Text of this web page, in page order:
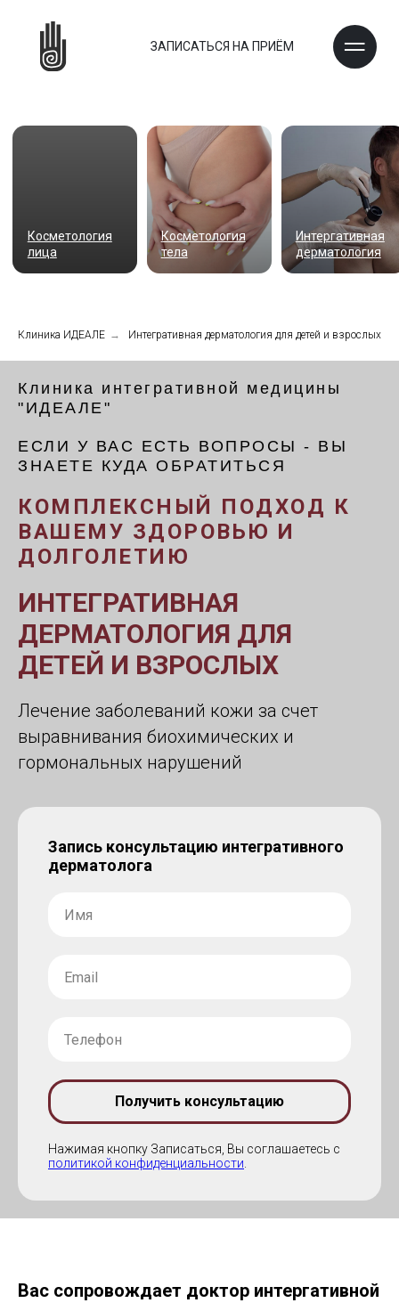
Косметология Интергативная
дерматология
Восточная
медицина
Клиника ИДЕАЛЕ → Интегративная дерматология для детей и взрослых
Клиника интегративной медицины
"ИДЕАЛЕ"
ЕСЛИ У ВАС ЕСТЬ ВОПРОСЫ - ВЫ
ЗНАЕТЕ КУДА ОБРАТИТЬСЯ
КОМПЛЕКСНЫЙ ПОДХОД К
ВАШЕМУ ЗДОРОВЬЮ И
ДОЛГОЛЕТИЮ
ИНТЕГРАТИВНАЯ
ДЕРМАТОЛОГИЯ ДЛЯ
ДЕТЕЙ И ВЗРОСЛЫХ
Лечение заболеваний кожи за счет
выравнивания биохимических и
гормональных нарушений
Запись консультацию интегративного
дерматолога
Получить консультацию
Нажимая кнопку Записаться, Вы соглашаетесь с
политикой конфиденциальности
Вас сопровождает доктор интергативной